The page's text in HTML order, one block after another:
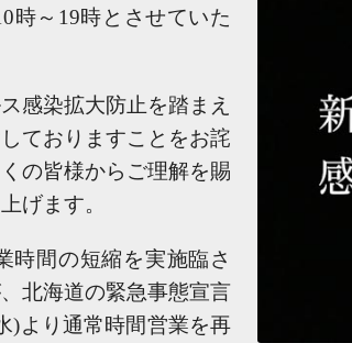
時～19時とさせていた
感染拡大防止を踏まえ
ておりますことをお詫
の皆様からご理解を賜
げます。
時間の短縮を実施臨さ
北海道の緊急事態宣言
)より通常時間営業を再